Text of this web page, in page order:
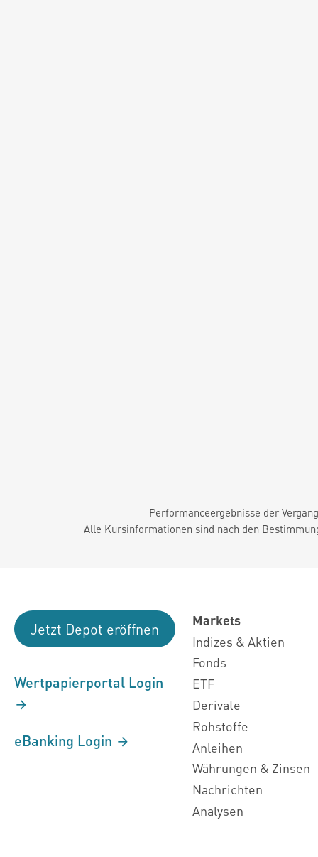
Performanceergebnisse der
Alle Kursinformationen sind nach den
Jetzt Depot eröffnen
Wertpapierportal Login
eBanking Login
Markets
Indizes & Aktien
Fonds
ETF
Derivate
Rohstoffe
Anleihen
Währungen & Zinsen
Nachrichten
Analysen